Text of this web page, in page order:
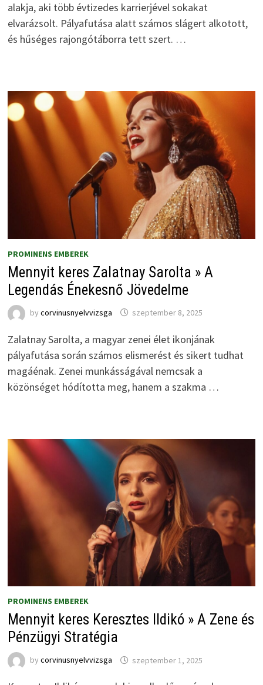
alakja, aki több évtizedes karrierjével sokakat
elvarázsolt. Pályafutása alatt számos slágert alkotott,
és hűséges rajongótáborra tett szert. …
PROMINENS EMBEREK
Mennyit keres Zalatnay Sarolta » A
Legendás Énekesnő Jövedelme
by corvinusnyelvvizsga szeptember 8, 2025
Zalatnay Sarolta, a magyar zenei élet ikonjának
pályafutása során számos elismerést és sikert tudhat
magáénak. Zenei munkásságával nemcsak a
közönséget hódította meg, hanem a szakma …
PROMINENS EMBEREK
Mennyit keres Keresztes Ildikó » A Zene és
Pénzügyi Stratégia
by corvinusnyelvvizsga szeptember 1, 2025